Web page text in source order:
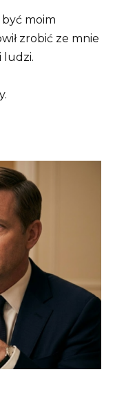
być moim
zrobić ze mnie
ludzi.